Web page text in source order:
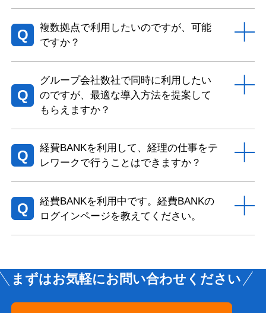
Q
複数拠点で利用したいのですが、可能
ですか？
Q
グループ会社数社で同時に利用したい
のですが、最適な導入方法を提案して
もらえますか？
Q
経費BANKを利用して、経理の仕事をテ
レワークで行うことはできますか？
Q
経費BANKを利用中です。経費BANKの
ログインページを教えてください。
まずはお気軽にお問い合わせください